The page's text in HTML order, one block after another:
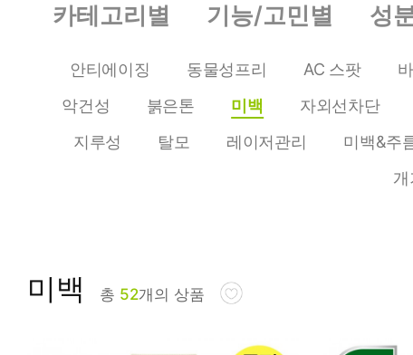
카테고리별
성분별
베스트
이벤트
임상별
럼
카테고리별 기능/고민별 성
안티에이징 동물성프리 AC 스팟
악건성
붉은톤 미백 자외선차단
지루성
탈모 레이저관리 미백&주
개
미백 총 52개의 상품